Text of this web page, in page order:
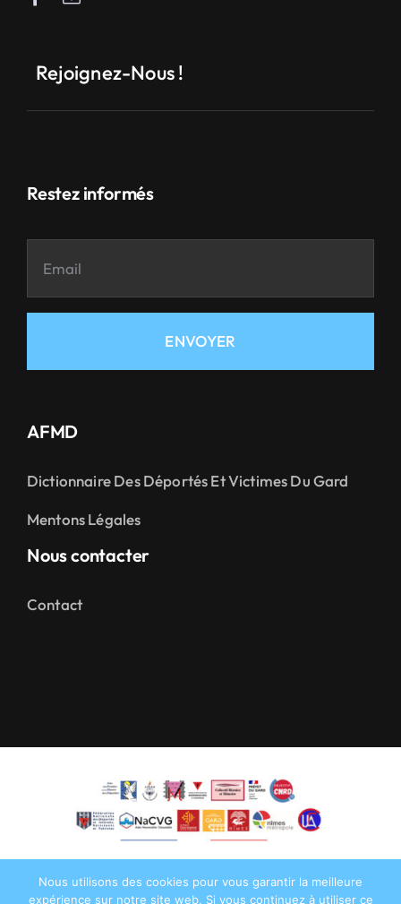
Rejoignez-Nous !
Restez informés
ENVOYER
AFMD
Dictionnaire Des Déportés Et Victimes Du Gard
Mentons Légales
Nous contacter
Contact
Nous utilisons des cookies pour vous garantir la meilleure
expérience sur notre site web. Si vous continuez à utiliser ce